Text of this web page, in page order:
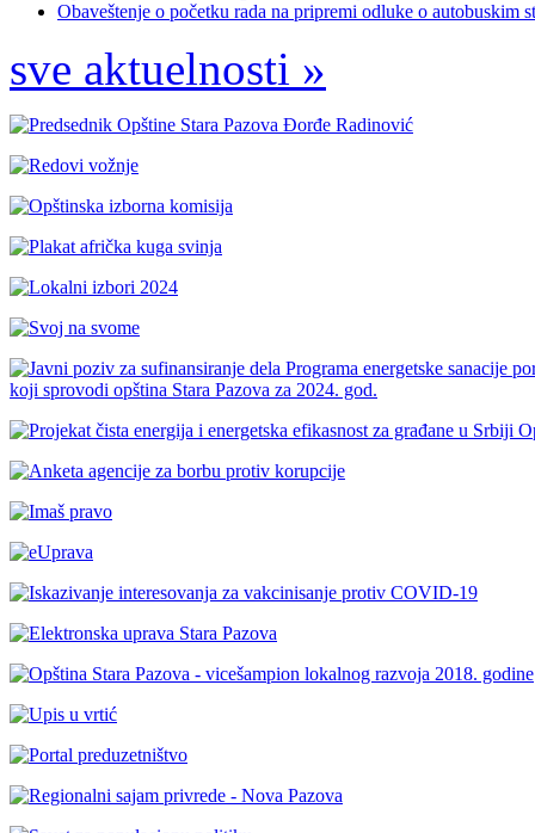
Obaveštenje o početku rada na pripremi odluke o autobuskim
sve aktuelnosti »